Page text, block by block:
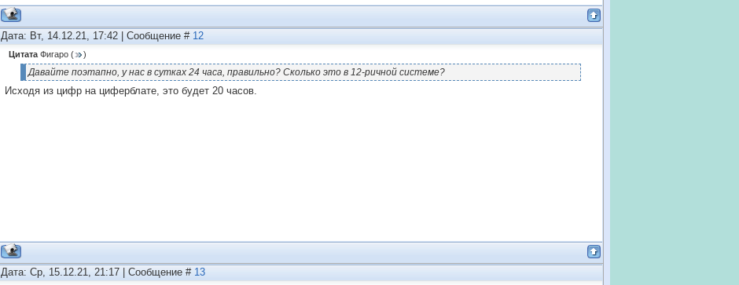
Дата: Вт, 14.12.21, 17:42 | Сообщение # 12
Цитата Фигаро ( )
Давайте поэтапно, у нас в сутках 24 часа, правильно? Сколько это в 12-ричной системе?
Исходя из цифр на циферблате, это будет 20 часов.
Дата: Ср, 15.12.21, 21:17 | Сообщение # 13